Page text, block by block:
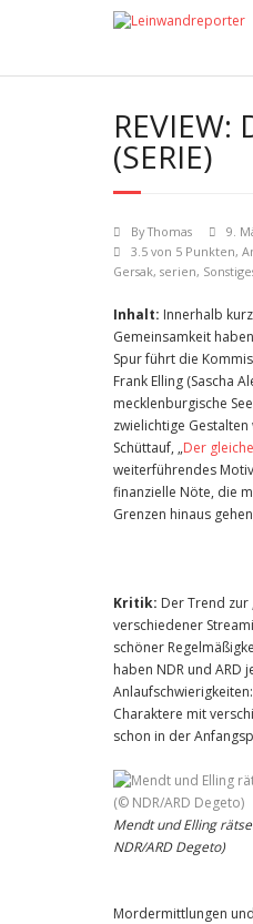
REVIEW:
(SERIE)
ByThomas 9.
3.5 von 5 Punkten,
Gersak, serien,
Inhalt: Innerhalb
Gemeinsamkeit
Spur führt die
Frank Elling (Sascha
mecklenburgische
zwielichtige Gestalten
Schüttauf, „Der
weiterführendes
finanzielle Nöte, die
Grenzen hinaus
Kritik: Der Trend zur
verschiedener
schöner
haben NDR und
Charaktere mit
schon in der
Mendt und Elling
NDR/ARD Degeto)
Mordermittlungen